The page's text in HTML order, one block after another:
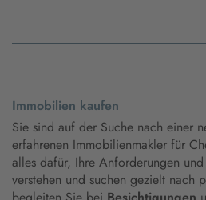
Immobilien kaufen
Sie sind auf der Suche nach einer
erfahrenen Immobilienmakler für
alles dafür, Ihre Anforderungen
verstehen und suchen gezielt nach